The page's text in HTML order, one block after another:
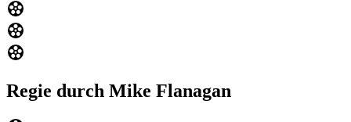
Regie durch Mike Flanagan